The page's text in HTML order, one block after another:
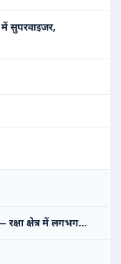
में सुपरवाइजर,
रक्षा क्षेत्र में लगभग…